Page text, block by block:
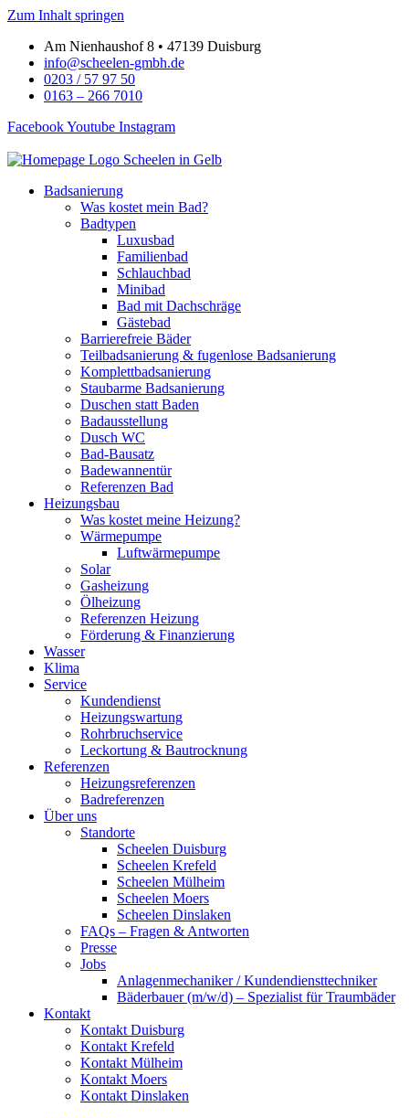
Zum Inhalt springen
Am Nienhaushof 8 • 47139 Duisburg
info@scheelen-gmbh.de
0203 / 57 97 50
0163 – 266 7010
FacebookYoutube Instagram
Badsanierung
Was kostet mein Bad?
Badtypen
Luxusbad
Familienbad
Schlauchbad
Minibad
Bad mit Dachschräge
Gästebad
Barrierefreie Bäder
Teilbadsanierung & fugenlose Badsanierung
Komplettbadsanierung
Staubarme Badsanierung
Duschen statt Baden
Badausstellung
Dusch WC
Bad-Bausatz
Badewannentür
Referenzen Bad
Heizungsbau
Was kostet meine Heizung?
Wärmepumpe
Luftwärmepumpe
Solar
Gasheizung
Ölheizung
Referenzen Heizung
Förderung & Finanzierung
Wasser
Klima
Service
Kundendienst
Heizungswartung
Rohrbruchservice
Leckortung & Bautrocknung
Referenzen
Heizungsreferenzen
Badreferenzen
Über uns
Standorte
Scheelen Duisburg
Scheelen Krefeld
Scheelen Mülheim
Scheelen Moers
Scheelen Dinslaken
FAQs – Fragen & Antworten
Presse
Jobs
Anlagenmechaniker / Kundendiensttechniker
Bäderbauer (m/w/d) – Spezialist für Traumbäder
Kontakt
Kontakt Duisburg
Kontakt Krefeld
Kontakt Mülheim
Kontakt Moers
Kontakt Dinslaken